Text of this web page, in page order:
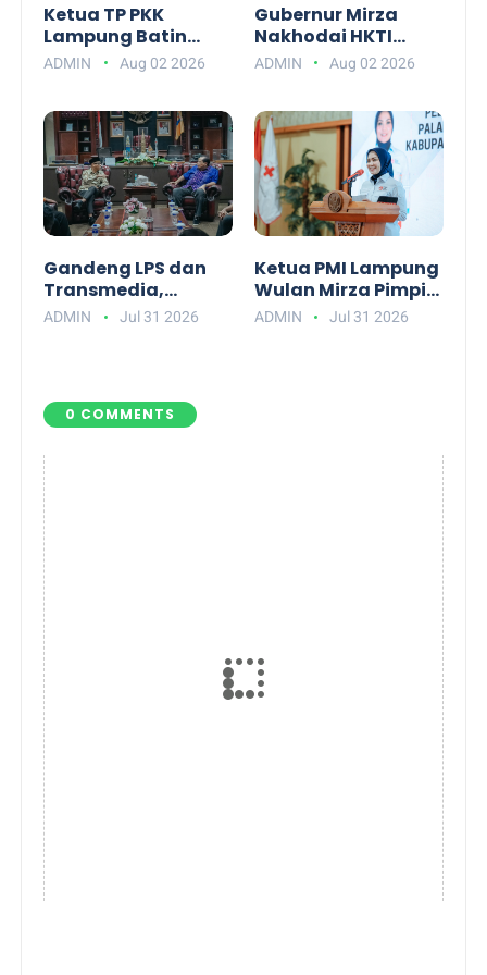
Ketua TP PKK
Lampung Batin
Wulan Ajak Warga
Mewujudkan Lansia
ADMIN Aug 02 2026
Gubernur Mirza
Nakhodai HKTI
Lampung 2026-
2031, Dorong
Pangan
ADMIN Aug 02 2026
Gandeng LPS dan
Transmedia,
Pemprov Lampung
ADMIN Jul 31 2026
Ketua PMI Lampung
Wulan Mirza Pimpin
Pelantikan
ADMIN Jul 31 2026
0 COMMENTS